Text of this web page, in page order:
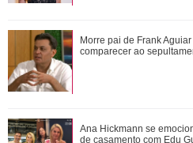
Morre pai de Frank
comparecer ao
Pyong Lee e Natália
ensaio na neve: Presente
Morre pai de Frank
comparecer ao
Ana Hickmann se
de casamento com Edu